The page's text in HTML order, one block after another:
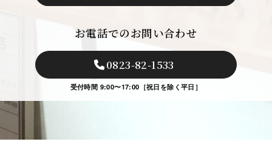
お電話でのお問い合わせ
0823-82-1533
受付時間 9:00〜17:00［祝日を除く平日］